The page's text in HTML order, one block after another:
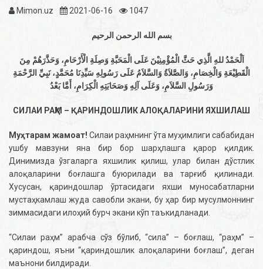
Mimon.uz 2021-06-16 1047
بسم الله الرحمن الرحيم
اَلْحَمْدُ للهِ الَّذِي حَثَّ الْمُؤْمِنِيْنَ عَلَى الْمَحَبَّةِ وَصِلَةِ الْأَرْحَامِ، وَحَذَّرَهُمْ مِنَ
الْقَطِيْعَةِ وَالْخِصَامِ، وَالصَّلاَةُ وَالسَّلاَمُ عَلَى رَسُولِهِ سَيِّدِنَا مُحَمَّدٍ، نَبِيِّ الرَّحْمَةِ
وَرَسُولِ السَّلاَمِ، وَعَلَى آلِهِ وَصَحَابَتِهِ الْكِرَامِ، أَمَّا بَعْدُ
СИЛАИ РАҲМ – ҚАРИНДОШЛИК АЛОҚАЛАРИНИ ЯХШИЛАШ
Муҳтарам жамоат! Силаи раҳмнинг ўта муҳимлиги сабабидан
ушбу мавзуни яна бир бор шарҳлашга қарор қилдик.
Динимизда ўзгаларга яхшилик қилиш, улар билан дўстлик
алоқаларини боғлашга буюрилади ва тарғиб қилинади.
Хусусан, қариндошлар ўртасидаги яхши муносабатларни
мустаҳкамлаш жуда савобли экани, бу ҳар бир мусулмоннинг
зиммасидаги илоҳий бурч экани кўп таъкидланади.
“Силаи раҳм” арабча сўз бўлиб, “сила” – боғлаш, “раҳм” –
қариндош, яъни “қариндошлик алоқаларини боғлаш”, деган
маънони билдиради.